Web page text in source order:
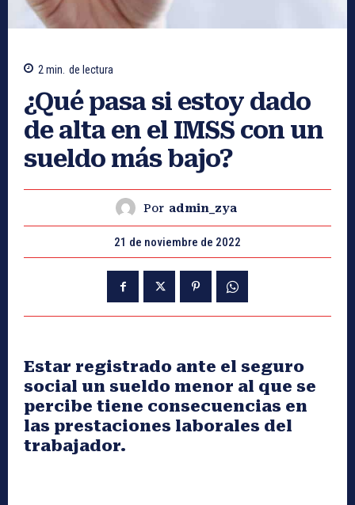
2min. de lectura
¿Qué pasa si estoy dado
de alta en el IMSS con un
sueldo más bajo?
Por admin_zya
21 de noviembre de 2022
Estar registrado ante el seguro
social un sueldo menor al que se
percibe tiene consecuencias en
las prestaciones laborales del
trabajador.